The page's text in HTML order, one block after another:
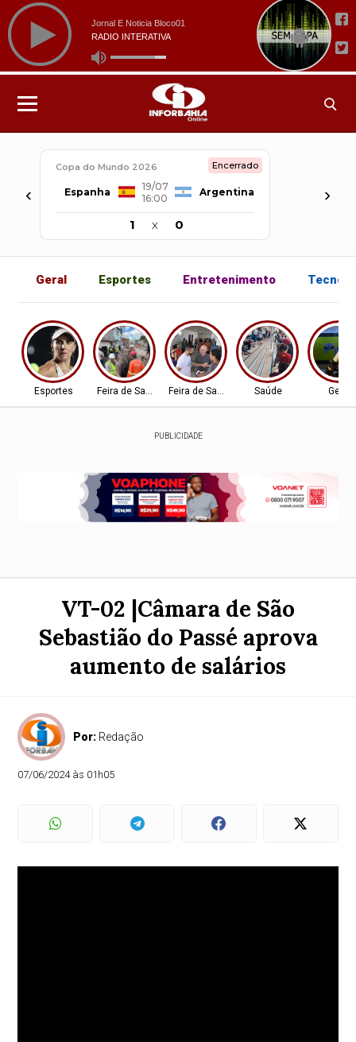
‹
Copa do Mundo 2026 Encerrado
Espanha
19/07
16:00
Argentina
1 x 0
›
Geral Esportes Entretenimento
Esportes Feira de Santana-BAFeira de Santana-BASaúde Geral
PUBLICIDADE
VT-02 |Câmara de São
Sebastião do Passé aprova
aumento de salários
Por: Redação
07/06/2024 às 01h05